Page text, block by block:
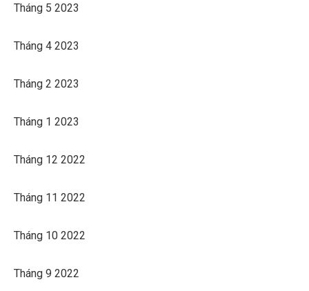
Tháng 5 2023
Tháng 4 2023
Tháng 2 2023
Tháng 1 2023
Tháng 12 2022
Tháng 11 2022
Tháng 10 2022
Tháng 9 2022